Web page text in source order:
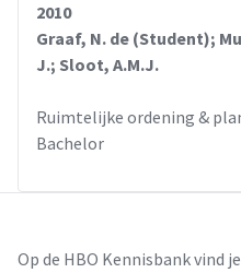
2010
Graaf, N. de (Student);
J.; Sloot, A.M.J.
Ruimtelijke ordening &
Bachelor
Op de HBO Kennisbank vind